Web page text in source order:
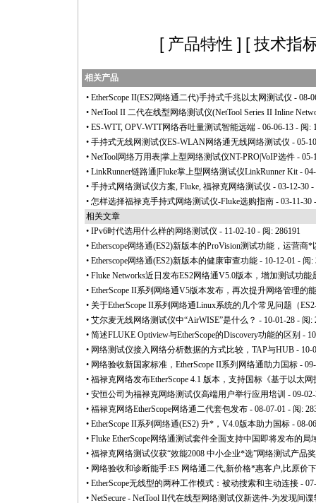
[ 产品特性 ] [技术指
相关产品
• EtherScope II(ES2网络通二代)手持式千兆以太网测试仪 - 08-
• NetTool II 二代在线型网络测试仪(NetTool Series II Inline
• ES-WTT, OPV-WTT网络吞吐量测试智能远端 - 06-06-13 - 阅:
• 手持式无线网测试仪ES-WLAN网络通无线网络测试仪 - 05-
• NetTool网络万用表|掌上型网络测试仪NT-PRO|VoIP选件 - 05-
• LinkRunner链路通|Fluke掌上型网络测试仪LinkRunner Kit- 04-
• 手持式网络测试仪方案, Fluke, 福禄克网络测试仪 - 03-12-30
• 怎样选择福禄克手持式网络测试仪-Fluke选购指南 - 03-11-30
相关文章
• IPv6时代选用什么样的网络测试仪 - 11-02-10 - 阅: 286191
• Etherscope网络通(ES2)新版本的ProVision测试功能，运营商*
• Etherscope网络通(ES2)新版本的健康审查功能 - 10-12-01 - 阅:
• Fluke Networks近日发布ES2网络通V5.0版本，增加测试功能
• EtherScope II系列网络通V5版本发布，再次提升网络管理的
• 关于EtherScope II系列网络通Linux系统的几个常见问题（
• 艾尔麦无线网络测试仪中“AirWISE”是什么？ - 10-01-28 - 阅:
• 简述FLUKE Optiview与EtherScope的Discovery功能的区别 -
• 网络测试仪接入网络分析数据的方式比较，TAP与HUB - 10-
• 网络验收新国家标准，EtherScope II系列网络通助力国标 -
• 福禄克网络发布EtherScope 4.1 版本，支持国标《基于以太
• 安恒公司为福禄克网络测试仪高端用户举行应用培训 - 09-
• 福禄克网络EtherScope网络通二代套包发布 - 08-07-01 - 阅:
• EtherScope II系列网络通(ES2) 升* ，V4.0版本助力国标 - 08-
• Fluke EtherScope网络通测试套件全面支持中国即将发布的局
• 福禄克网络测试仪获“效能2008 中小企业*选”网络测试产品奖
• 网络验收和诊断能手:ES 网络通二代,新价格*惠客户,比原价
• EtherScope无线型的两种工作模式：被动搜索和主动连接 -
• NetSecure - NetTool II代在线型网络测试仪新选件-为发现间